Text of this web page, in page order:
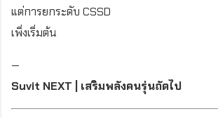
แต่การยกระดับ CSSD
เพิ่งเริ่มต้น
—
Suvit NEXT | เสริมพลังคนรุ่นถัดไป